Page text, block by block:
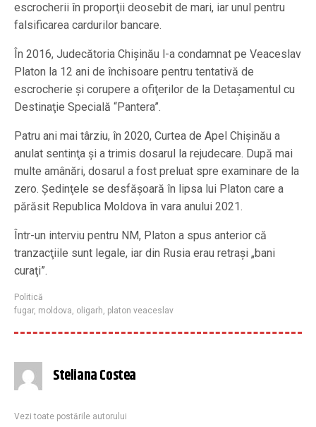
escrocherii în proporţii deosebit de mari, iar unul pentru
falsificarea cardurilor bancare.
În 2016, Judecătoria Chişinău l-a condamnat pe Veaceslav
Platon la 12 ani de închisoare pentru tentativă de
escrocherie şi corupere a ofiţerilor de la Detaşamentul cu
Destinaţie Specială “Pantera”.
Patru ani mai târziu, în 2020, Curtea de Apel Chişinău a
anulat sentinţa şi a trimis dosarul la rejudecare. După mai
multe amânări, dosarul a fost preluat spre examinare de la
zero. Şedinţele se desfăşoară în lipsa lui Platon care a
părăsit Republica Moldova în vara anului 2021.
Într-un interviu pentru NM, Platon a spus anterior că
tranzacţiile sunt legale, iar din Rusia erau retraşi „bani
curaţi”.
Politică
fugar, moldova, oligarh, platon veaceslav
Steliana Costea
Vezi toate postările autorului